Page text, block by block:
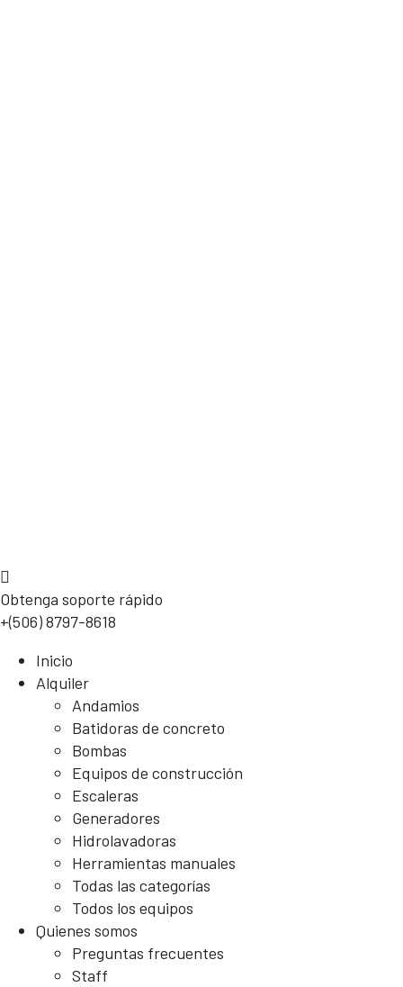
Obtenga soporte rápido
+(506) 8797-8618
Inicio
Alquiler
Andamios
Batidoras de concreto
Bombas
Equipos de construcción
Escaleras
Generadores
Hidrolavadoras
Herramientas manuales
Todas las categorías
Todos los equipos
Quienes somos
Preguntas frecuentes
Staff